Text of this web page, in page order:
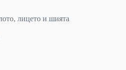
лицето и шията